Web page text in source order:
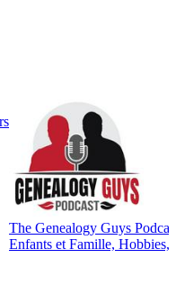
The Genealogy Guys
Enfants et Famille, Hobbies,